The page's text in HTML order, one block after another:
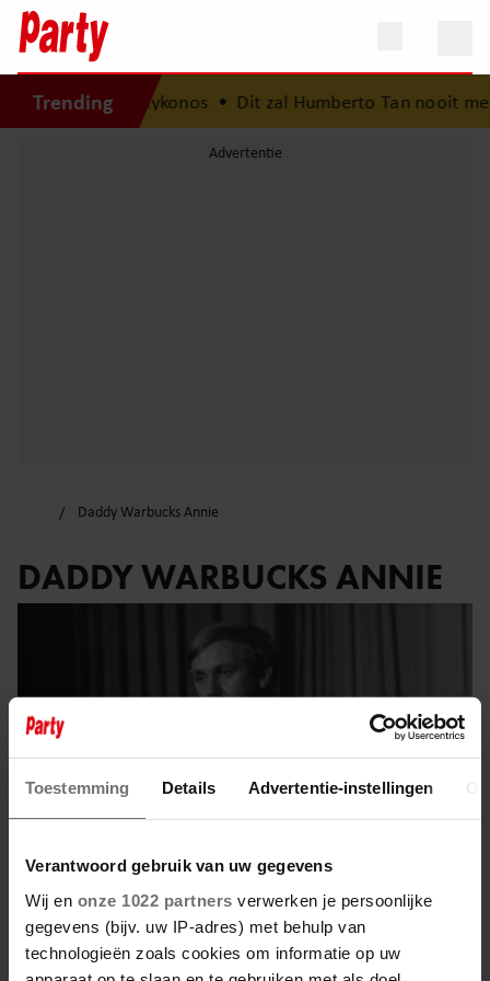
Toestemming Details Advertentie-instellingen
Verantwoord gebruik van uw gegevens
Wij en onze 1022 partners verwerken je persoonlijke
gegevens (bijv. uw IP-adres) met behulp van
technologieën zoals cookies om informatie op uw
Trendingop Mykonos•Dit zal Humberto Tan nooit
Daddy Warbucks Annie
DADDY WARBUCKS ANNIE
8 juni 2025